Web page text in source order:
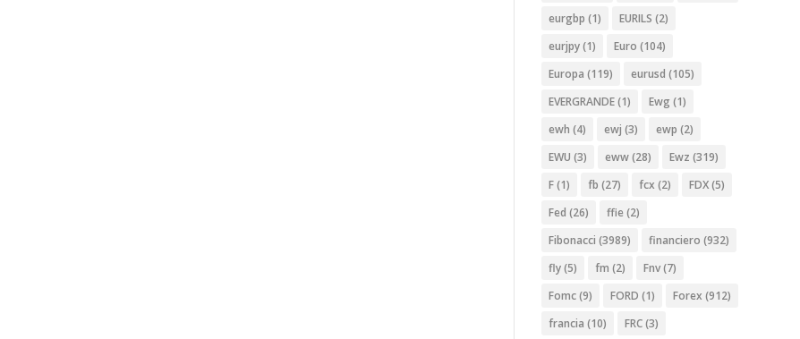
eurgbp (1) EURILS (2)
eurjpy(1) Euro (104)
Europa (119) eurusd (105)
EVERGRANDE(1) Ewg (1)
ewh (4) ewj (3) ewp (2)
EWU (3) eww(28) Ewz (319)
F(1) fb (27) fcx (2) FDX(5)
Fed (26) ffie (2)
Fibonacci (3989) financiero (932)
fly(5) fm (2) Fnv(7)
Fomc(9) FORD (1) Forex (912)
francia (10) FRC(3)